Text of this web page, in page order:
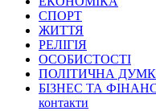
СПОРТ
ЖИТТЯ
РЕЛІГІЯ
ОСОБИСТОСТІ
ПОЛІТИЧНА
БІЗНЕС ТА
контакти